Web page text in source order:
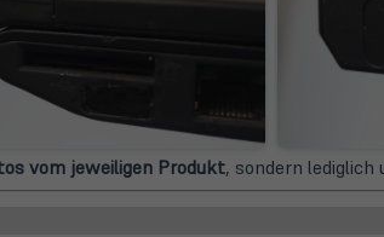
vom jeweiligen Produkt, sondern lediglich